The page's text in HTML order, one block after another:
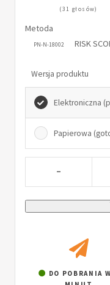
(31 głosów)
Metoda
PN-N-18002 RISK
Wersja produktu
Elektroniczna
Papierowa
-
DO POBRANIA